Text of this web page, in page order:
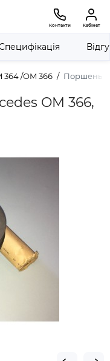
Контакти Кабінет
364 /OM 366 Поршень
OM 366,